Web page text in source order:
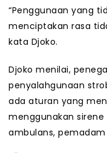
“Penggunaan yang
menciptakan rasa
kata Djoko.
Djoko menilai,
penyalahgunaan
ada aturan yang
menggunakan
ambulans,